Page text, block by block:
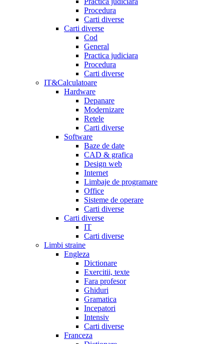
Procedura
Carti diverse
Carti diverse
Cod
General
Practica judiciara
Procedura
Carti diverse
IT&Calculatoare
Hardware
Depanare
Modernizare
Retele
Carti diverse
Software
Baze de date
CAD & grafica
Design web
Internet
Limbaje de programare
Office
Sisteme de operare
Carti diverse
Carti diverse
IT
Carti diverse
Limbi straine
Engleza
Dictionare
Exercitii, texte
Fara profesor
Ghiduri
Gramatica
Incepatori
Intensiv
Carti diverse
Franceza